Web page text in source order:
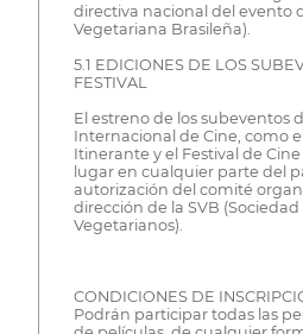
directiva nacional del evento
Vegetariana Brasileña).
5.1 EDICIONES DE LOS
FESTIVAL
El estreno de los subeventos
Internacional de Cine, como
Itinerante y el Festival de
lugar en cualquier parte del
autorización del comité
dirección de la SVB
Vegetarianos).
CONDICIONES DE
Podrán participar todas las